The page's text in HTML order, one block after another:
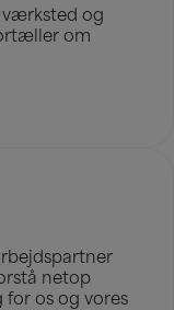
værksted og
om
netop
for os og vores